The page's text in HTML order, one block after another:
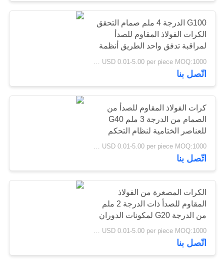
PRIVACY
POLICY
نصف الكرة المجوفة
الكرة الصلب مع هول
كربيد التنغستن الكرة
23
G100 الدرجة 4 ملم صمام التحقق
الكرات الفولاذ المقاوم للصدأ
لمراقبة تدفق واحد الطريق أنظمة
أنابيب المياه النفطية
USD 0.01-5.00 per piece MOQ:1000 قطعة
اتّصل بنا
كرات الفولاذ المقاوم للصدأ من
الصمام من الدرجة 3 ملم G40
للعناصر الختامية لنظام التحكم
الهيدروليكي الهوائي
USD 0.01-5.00 per piece MOQ:1000 قطعة
اتّصل بنا
الكرات المصغرة من الفولاذ
المقاوم للصدأ ذات الدرجة 2 ملم
من الدرجة G20 لمكونات الدوران
الدقيق للسرعة العالية للمحرك
الكهربائي
USD 0.01-5.00 per piece MOQ:1000 قطعة
اتّصل بنا